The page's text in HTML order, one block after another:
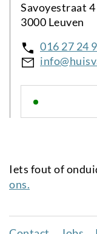
Savoyestraat 4
3000 Leuven
016 27 24
Iets fout of
ons.